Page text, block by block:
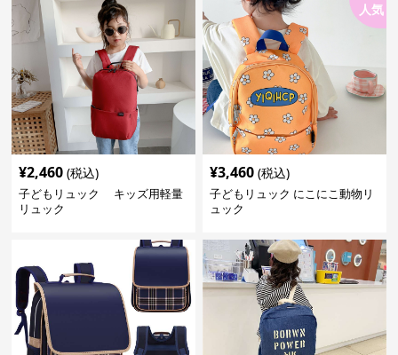
¥2,460 (税込)
子どもリュック キッズ用軽量
リュック
人気
¥3,460 (税込)
子どもリュック にこにこ動物リ
ュック